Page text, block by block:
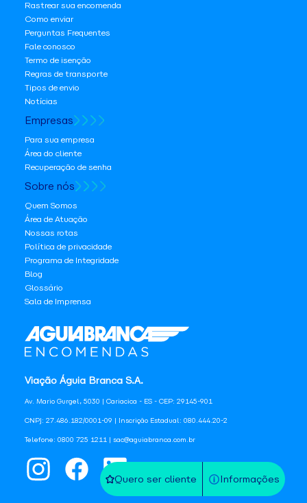
Quero ser cliente Informações
Viação Águia Branca S.A.
Av. Mario Gurgel, 5030 | Cariacica - ES - CEP: 29145-901
CNPJ: 27.486.182/0001-09 | Inscrição Estadual: 080.444.20-2
Telefone: 0800 725 1211 | sac@aguiabranca.com.br
Rastrear sua encomenda
Como enviar
Perguntas Frequentes
Fale conosco
Termo de isenção
Regras de transporte
Tipos de envio
Notícias
Empresas
Para sua empresa
Área do cliente
Recuperação de senha
Sobre nós
Quem Somos
Área de Atuação
Nossas rotas
Política de privacidade
Programa de Integridade
Blog
Glossário
Sala de Imprensa